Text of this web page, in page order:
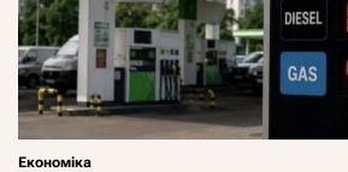
Економіка